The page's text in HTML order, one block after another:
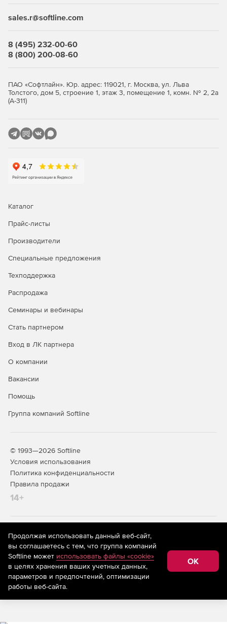
sales.r@softline.com
8 (495) 232-00-60
8 (800) 200-08-60
ПАО «Софтлайн». Юр. адрес: 119021, г. Москва, ул. Льва
Толстого, дом 5, строение 1, этаж 3, помещение 1, комн. № 2, 2а
(А-311)
Каталог
Прайс-листы
Производители
Специальные предложения
Техподдержка
Распродажа
Семинары и вебинары
Стать партнером
Вход в ЛК партнера
О компании
Вакансии
Помощь
Группа компаний Softline
© 1993—2026 Softline
Условия использования
Политика конфиденциальности
Правила продажи
14+
На информационном ресурсе store.softline.ru применяются
рекомендательные технологии
(информационные технологии
предоставления информации на основе сбора,
систематизации и анализа сведений, относящихся к
предпочтениям пользователей сети «Интернет»,
находящихся на территории Российской Федерации)
Продолжая использовать данный веб-сайт,
вы соглашаетесь с тем, что группа компаний
Softline может использовать файлы «cookie»
в целях хранения ваших учетных данных,
параметров и предпочтений, оптимизации
работы веб-сайта.
OK